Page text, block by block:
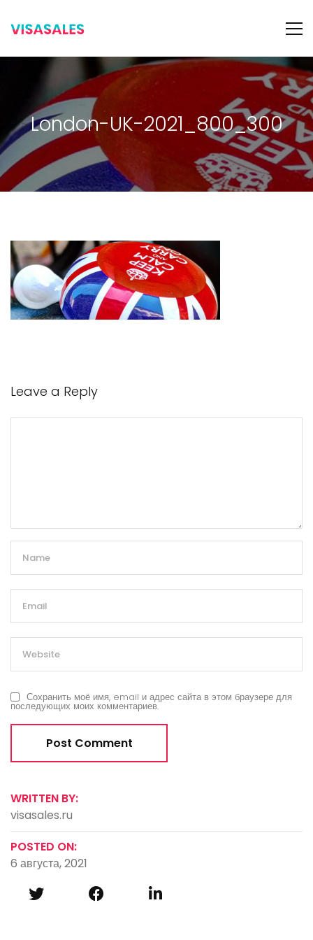
London-UK-2021_800_300
Leave a Reply
Сохранить моё имя, email и адрес сайта в этом браузере для
последующих моих комментариев.
WRITTEN BY:
visasales.ru
POSTED ON:
6 августа, 2021